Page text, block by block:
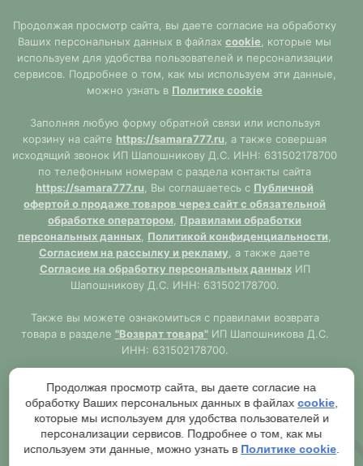
Продолжая просмотр сайта, вы даете согласие на обработку
Ваших персональных данных в файлах cookie , которые мы
используем для удобства пользователей и персонализации
сервисов. Подробнее о том, как мы используем эти данные,
можно узнать в Политике cookie
Заполняя любую форму обратной связи или используя
корзину на сайте https://samara777.ru , а также совершая
исходящий звонок ИП Шапошникову Д.С. ИНН: 631502178700
по телефонным номерам с раздела контакты сайта
https://samara777.ru , Вы соглашаетесь с Публичной
офертой о продаже товаров через сайт с обязательной
обработке оператором
Правилами обработки
персональных данных Политикой конфиденциальности
Согласием на рассылку и рекламу , а также даете
Согласие на обработку персональных данныхИП
Шапошникову Д.С. ИНН: 631502178700.
Также вы можете ознакомиться с правилами возврата
товара в разделе "Возврат товара"ИП Шапошникова Д.С.
ИНН: 631502178700.
https://samara777.ru
не является публичной офертой,
ВСЯ информация размещена в ознакомительных целях.
Согласно правилам описанным в разделе"Публичная
оферта"публичная оферта используется только при
обязательном оформлении заказа через Оператора сайта
Продолжая просмотр сайта, вы даете согласие на
обработку Ваших персональных данных в файлах cookie
которые мы используем для удобства пользователей и
персонализации сервисов. Подробнее о том, как мы
используем эти данные, можно узнать в Политике cookie